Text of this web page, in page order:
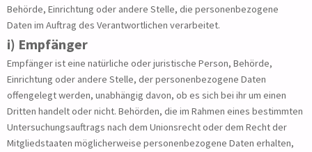
Behörde, Einrichtung oder andere Stelle, die personenbezogene
Daten im Auftrag des Verantwortlichen verarbeitet.
i) Empfänger
Empfänger ist eine natürliche oder juristische Person, Behörde,
Einrichtung oder andere Stelle, der personenbezogene Daten
offengelegt werden, unabhängig davon, ob es sich bei ihr um einen
Dritten handelt oder nicht. Behörden, die im Rahmen eines bestimmten
Untersuchungsauftrags nach dem Unionsrecht oder dem Recht der
Mitgliedstaaten möglicherweise personenbezogene Daten erhalten,